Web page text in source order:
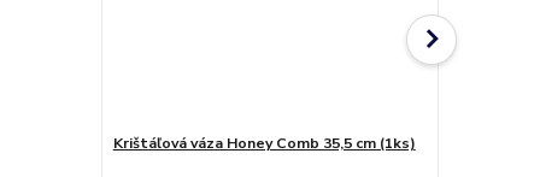
Krištáľová váza Honey Comb 35,5 cm (1ks)